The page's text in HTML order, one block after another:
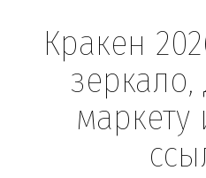
Кракен
зеркало,